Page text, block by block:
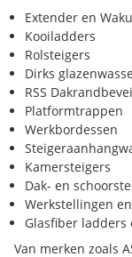
Extender en
Kooiladders
Rolsteigers
Dirks
RSS
Platformtrappen
Werkbordessen
Kamersteigers
Dak- en
Werkstellingen
Glasfiber
Van merken zoals